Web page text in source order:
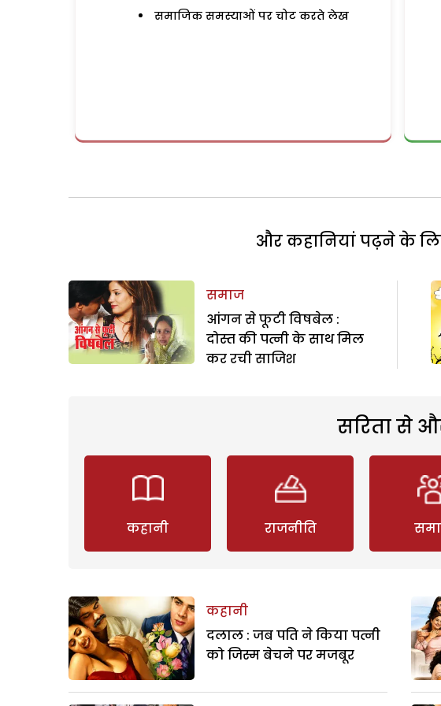
समाजिक समस्याओं पर चोट करते लेख
और कहानियां पढ़ने के
समाज
आंगन से फूटी विषबेल :
दोस्त की पत्नी के साथ मिल
कर रची साजिश
सरिता से
कहानी राजनीति
कहानी
दलाल : जब पति ने किया पत्नी
को जिस्म बेचने पर मजबूर